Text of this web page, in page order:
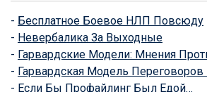
- Бесплатное Боевое НЛП Повсюду
- Невербалика За Выходные
- Гарвардские Модели: Мнения
- Гарвардская Модель
- Если Бы Профайлинг Был Едой…